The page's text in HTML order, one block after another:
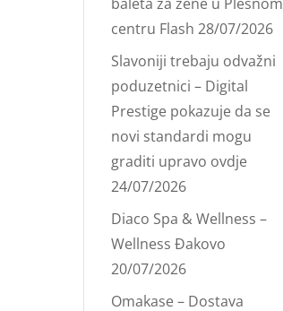
centru Flash 28/07/2026
Slavoniji trebaju odvažni
poduzetnici – Digital
Prestige pokazuje da se
novi standardi mogu
graditi upravo ovdje
24/07/2026
Diaco Spa & Wellness –
Wellness Đakovo
20/07/2026
Omakase – Dostava